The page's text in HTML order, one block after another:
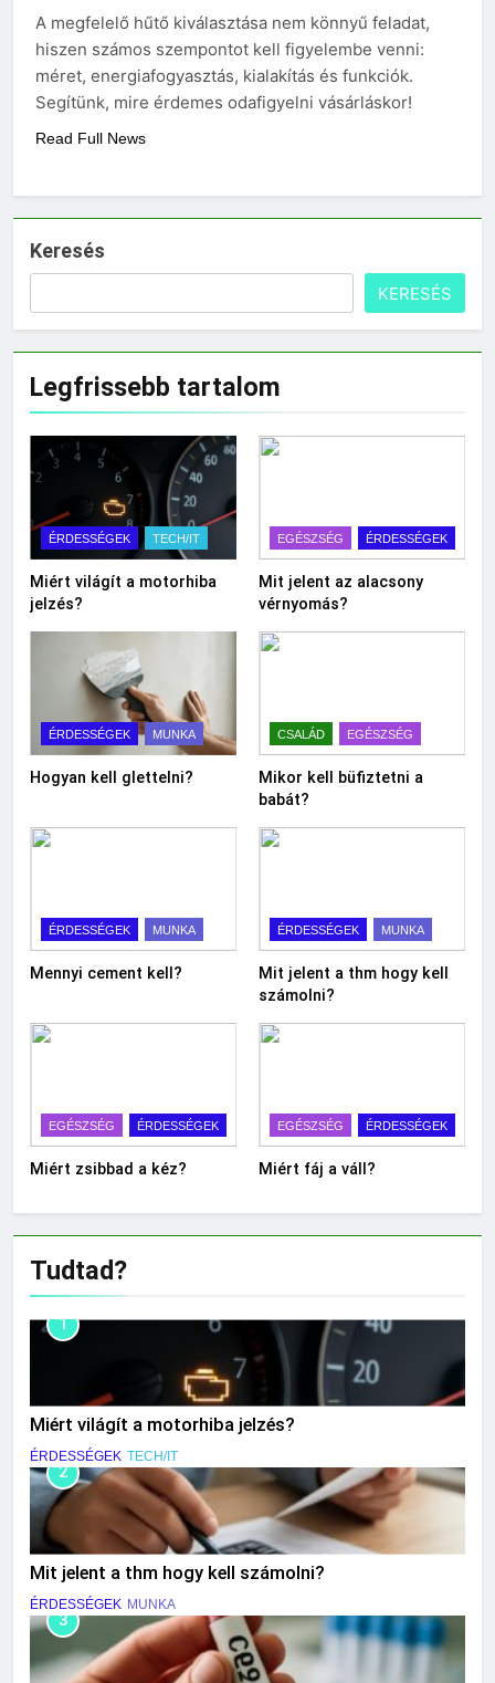
3 Nap Ezelőtt
A megfelelő hűtő kiválasztása nem könnyű feladat,
hiszen számos szempontot kell figyelembe venni:
méret, energiafogyasztás, kialakítás és funkciók.
Segítünk, mire érdemes odafigyelni vásárláskor!
Read Full News
Keresés
KERESÉS
Legfrissebb tartalom
ÉRDESSÉGEK TECH/IT
Miért világít a motorhiba
jelzés?
EGÉSZSÉG ÉRDESSÉGEK
Mit jelent az alacsony
vérnyomás?
ÉRDESSÉGEK MUNKA
Hogyan kell glettelni?
CSALÁD EGÉSZSÉG
Mikor kell büfiztetni a
babát?
ÉRDESSÉGEK MUNKA
Mennyi cement kell?
ÉRDESSÉGEK MUNKA
Mit jelent a thm hogy kell
számolni?
EGÉSZSÉG ÉRDESSÉGEK
Miért zsibbad a kéz?
EGÉSZSÉG ÉRDESSÉGEK
Miért fáj a váll?
Tudtad?
1
Miért világít a motorhiba jelzés?
ÉRDESSÉGEK TECH/IT
2
Mit jelent a thm hogy kell számolni?
ÉRDESSÉGEK MUNKA
3